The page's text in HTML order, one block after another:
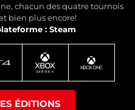
chacun des quatre tournois
bien plus encore!
: Steam
ÉDITIONS